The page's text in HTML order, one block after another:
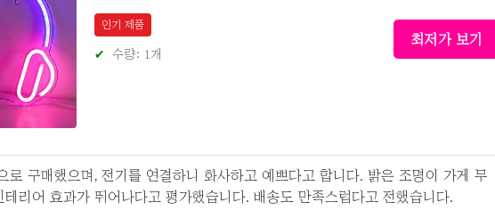
인기 제품
수량: 1개
최저가 보기
로 구매했으며, 전기를 연결하니 화사하고 예쁘다고 합니다. 밝은 조명이 가게 무
리어 효과가 뛰어나다고 평가했습니다. 배송도 만족스럽다고 전했습니다.